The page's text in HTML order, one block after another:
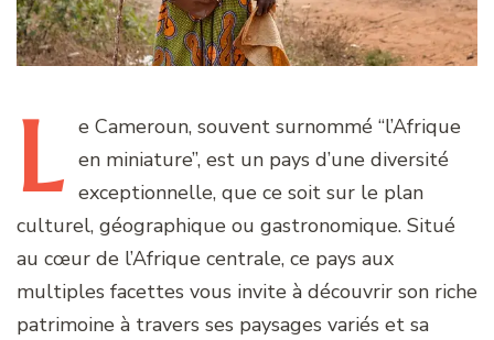
L e Cameroun, souvent surnommé “l’Afrique
en miniature”, est un pays d’une diversité
exceptionnelle, que ce soit sur le plan
culturel, géographique ou gastronomique. Situé
au cœur de l’Afrique centrale, ce pays aux
multiples facettes vous invite à découvrir son riche
patrimoine à travers ses paysages variés et sa